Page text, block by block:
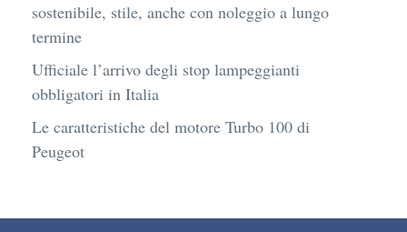
sostenibile, stile, anche con noleggio a lungo
termine
Ufficiale l’arrivo degli stop lampeggianti
obbligatori in Italia
Le caratteristiche del motore Turbo 100 di
Peugeot